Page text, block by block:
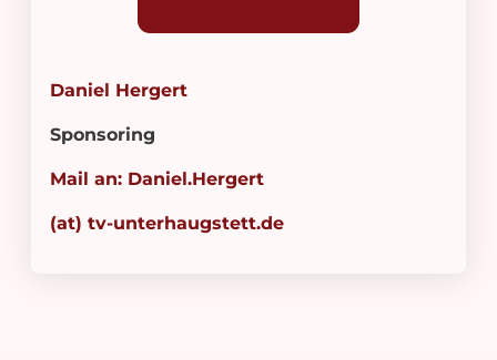
Daniel Hergert
Sponsoring
Mail an: Daniel.Hergert
(at) tv-unterhaugstett.de